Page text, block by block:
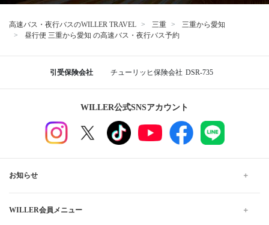
高速バス・夜行バスのWILLER TRAVEL 三重
三重から愛知
昼行便 三重から愛知 の高速バス・夜行バス予約
引受保険会社 チューリッヒ保険会社 DSR-735
WILLER公式SNSアカウント
お知らせ
WILLER会員メニュー